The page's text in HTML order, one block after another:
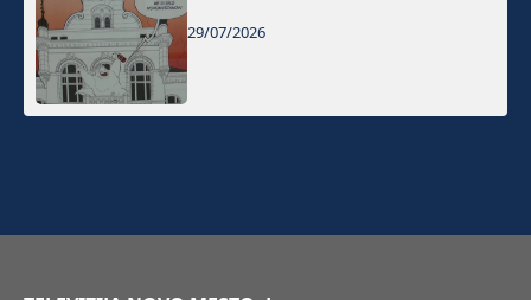
29/07/2026